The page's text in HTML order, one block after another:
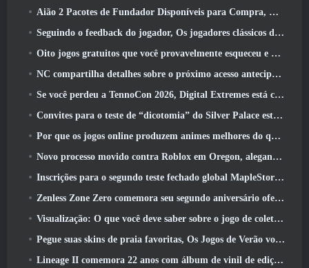
Aião 2 Pacotes de Fundador Disponíveis para Compra, Completo com cinco dias de acesso antecipado
Seguindo o feedback do jogador, Os jogadores clássicos de League Of Legends não terão que pagar por skins clássicas
Oito jogos gratuitos que você provavelmente esqueceu e que fazem parte do Steam’s Train Fest
NC compartilha detalhes sobre o próximo acesso antecipado do Aion 2
Se você perdeu a TennoCon 2026, Digital Extremes está compartilhando todos os painéis
Convites para o teste de “dicotomia” do Silver Palace estão sendo enviados
Por que os jogos online produzem animes melhores do que os jogos de anime
Novo processo movido contra Roblox em Oregon, alegando incidente com cuidados infantis
Inscrições para o segundo teste fechado global MapleStory Classic World
Zenless Zone Zero comemora seu segundo aniversário oferecendo aos jogadores a escolha de um agente S-Rank gratuito
Visualização: O que você deve saber sobre o jogo de coleta de criaturas da HoYoverse, Honkai: Link Alma
Pegue suas skins de praia favoritas, Os Jogos de Verão voltaram ao Overwatch
Lineage II comemora 22 anos com álbum de vinil de edição de colecionador